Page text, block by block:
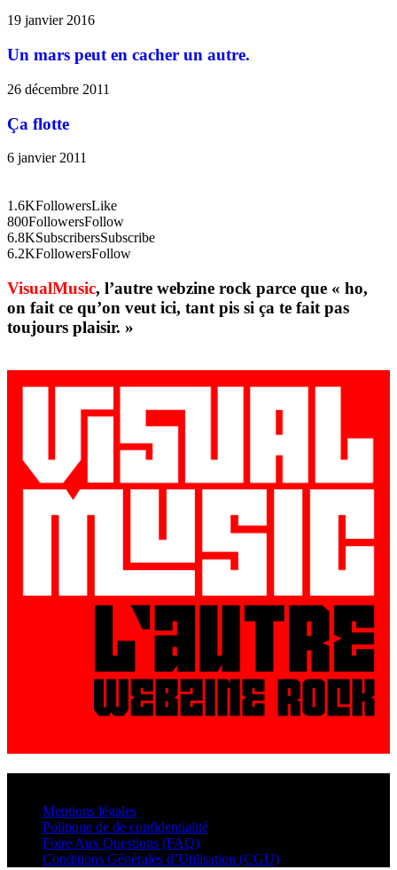
19 janvier 2016
Un mars peut en cacher un autre.
26 décembre 2011
Ça flotte
6 janvier 2011
1.6KFollowersLike
800FollowersFollow
6.8KSubscribersSubscribe
6.2KFollowersFollow
VisualMusic, l’autre webzine rock parce que « ho,
on fait ce qu’on veut ici, tant pis si ça te fait pas
toujours plaisir. »
Mentions légales
Politique de de confidentialité
Foire Aux Questions (FAQ)
Conditions Générales d’Utilisation (CGU)